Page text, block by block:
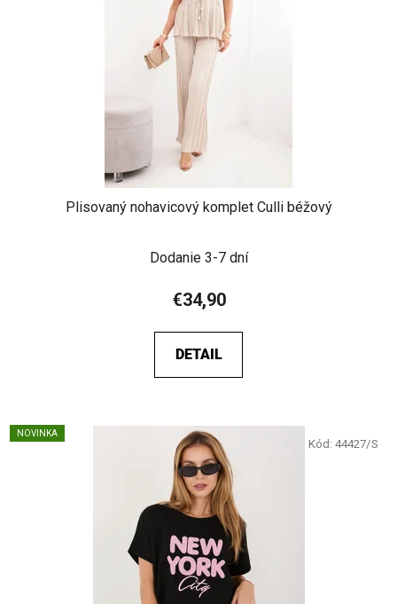
Plisovaný nohavicový komplet Culli béžový
Dodanie 3-7 dní
€34,90
DETAIL
NOVINKA
Kód: 44427/S